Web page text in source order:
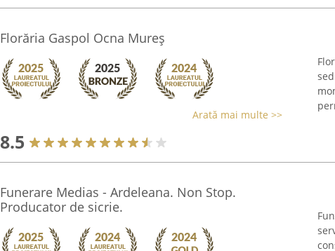
Florăria Gaspol Ocna Mureș
Arată mai multe >>
8.5
Funerare Medias - Ardeleana. Non Stop.
Producator de sicrie.